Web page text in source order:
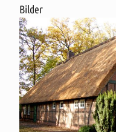
Fachwerkhaus erbaut und
Stemmen an den jetzigen
lang und 11,70 m breit.
Heide- und Torfscheune,
Butterkuchen gebacken
Bienenstand, ein
der " guten Stube" können
stattfinden. Das Haus
werden.
Über die vielfältigen
Bilder